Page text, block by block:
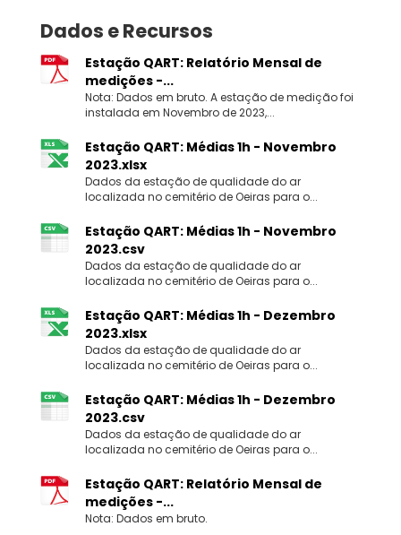
Dados e Recursos
Estação QART: Relatório Mensal de
medições -...
Nota: Dados em bruto. A estação de medição foi
instalada em Novembro de 2023,...
Estação QART: Médias 1h - Novembro
2023.xlsx
Dados da estação de qualidade do ar
localizada no cemitério de Oeiras para o...
Estação QART: Médias 1h - Novembro
2023.csv
Dados da estação de qualidade do ar
localizada no cemitério de Oeiras para o...
Estação QART: Médias 1h - Dezembro
2023.xlsx
Dados da estação de qualidade do ar
localizada no cemitério de Oeiras para o...
Estação QART: Médias 1h - Dezembro
2023.csv
Dados da estação de qualidade do ar
localizada no cemitério de Oeiras para o...
Estação QART: Relatório Mensal de
medições -...
Nota: Dados em bruto.